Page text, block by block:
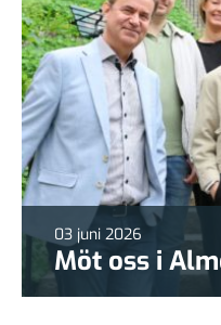
03 juni 2026
Möt oss i